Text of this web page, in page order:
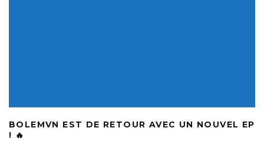
BOLEMVN EST DE RETOUR AVEC UN NOUVEL EP
! 🔥